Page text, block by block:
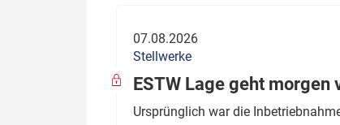
Thema des Monats
Dossier: Generalsanierung
Dossier: ETCS
07.08.2026
Stellwerke
ESTW Lage geht morgen
Ursprünglich war die